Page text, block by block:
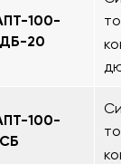
100-
20
100-